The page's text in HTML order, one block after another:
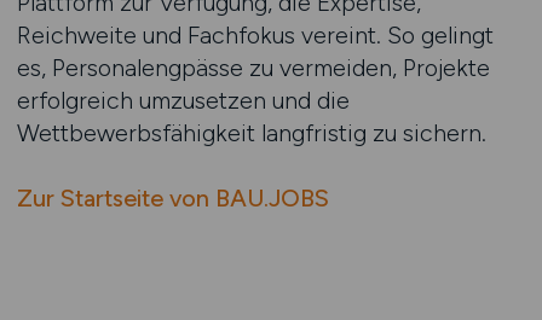
Reichweite und Fachfokus vereint. So gelingt
es, Personalengpässe zu vermeiden, Projekte
erfolgreich umzusetzen und die
Wettbewerbsfähigkeit langfristig zu sichern.
Zur Startseite von BAU.JOBS